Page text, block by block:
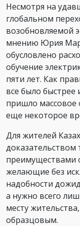
Несмотря на
глобальном
возобновляемой
мнению Юрия
обусловлено
обучение
пяти лет. Как
все было
пришло массовое
еще некоторое
Для жителей
доказательством
преимуществами
желающие без
надобности
а нужно всего
месту
образцовым.